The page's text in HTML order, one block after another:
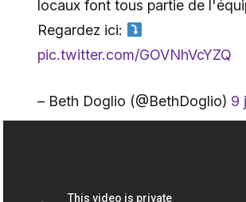
locaux font tous partie de
Regardez ici:
pic.twitter.com/GOVNhVcYZQ
– Beth Doglio (@BethDoglio) 9